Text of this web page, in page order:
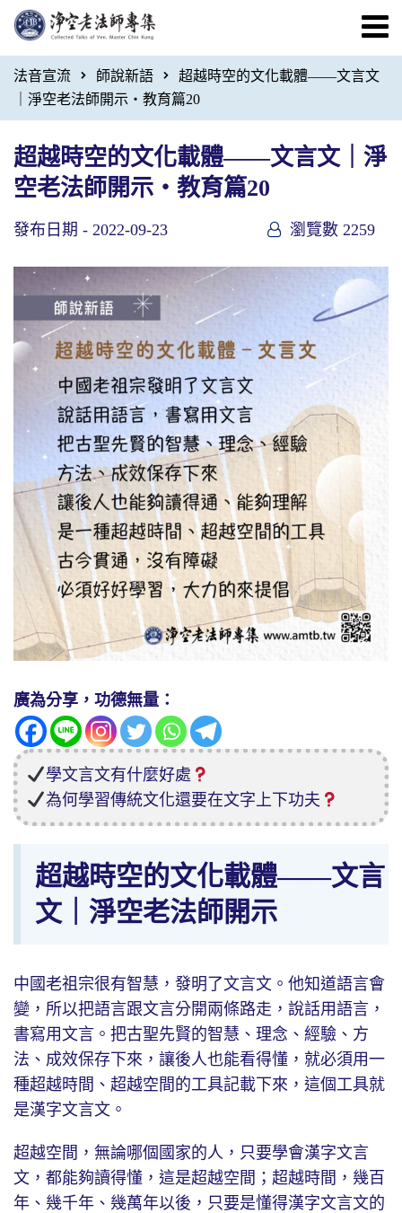
法音宣流 師說新語
超越時空的文化載體——文言文
｜淨空老法師開示・教育篇20
超越時空的文化載體——文言文｜淨
空老法師開示・教育篇20
發布日期 - 2022-09-23 瀏覽數 2259
廣為分享，功德無量：
學文言文有什麼好處
為何學習傳統文化還要在文字上下功夫
超越時空的文化載體——文言
文｜淨空老法師開示
中國老祖宗很有智慧，發明了文言文。他知道語言會
變，所以把語言跟文言分開兩條路走，說話用語言，
書寫用文言。把古聖先賢的智慧、理念、經驗、方
法、成效保存下來，讓後人也能看得懂，就必須用一
種超越時間、超越空間的工具記載下來，這個工具就
是漢字文言文。
超越空間，無論哪個國家的人，只要學會漢字文言
文，都能夠讀得懂，這是超越空間；超越時間，幾百
年、幾千年、幾萬年以後，只要是懂得漢字文言文的